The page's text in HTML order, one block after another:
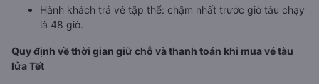
Hành khách trả vé tập thể: chậm nhất trước giờ tàu chạy
là 48 giờ.
Quy định về thời gian giữ chỗ và thanh toán khi mua vé tàu
lửa Tết